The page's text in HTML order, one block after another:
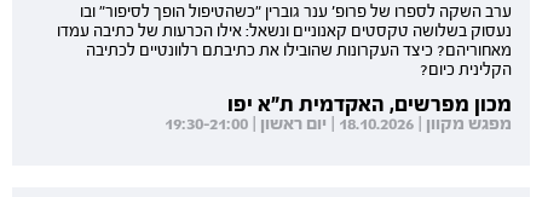
ערב השקה לספרו של פרופ' ענר גוברין "כשהטיפול הופך לסיפור" ובו
נעסוק בשלושה טקסטים קאנוניים ונשאל: אילו הכרעות של כתיבה עמדו
מאחוריהם? כיצד העקרונות שהובילו את כתיבתם רלוונטיים לכתיבה
הקלינית כיום?
מכון מפרשים, האקדמית ת"א יפו
מפגש מקוון | 18.10.2026 | יום ראשון | 19:30-21:00